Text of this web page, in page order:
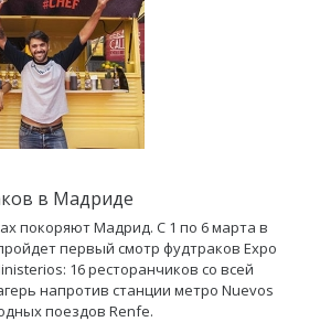
в Мадриде
покоряют Мадрид. С 1 по 6 марта в
первый смотр фудтраков Expo
16 ресторанчиков со всей
напротив станции метро Nuevos
поездов Renfe.